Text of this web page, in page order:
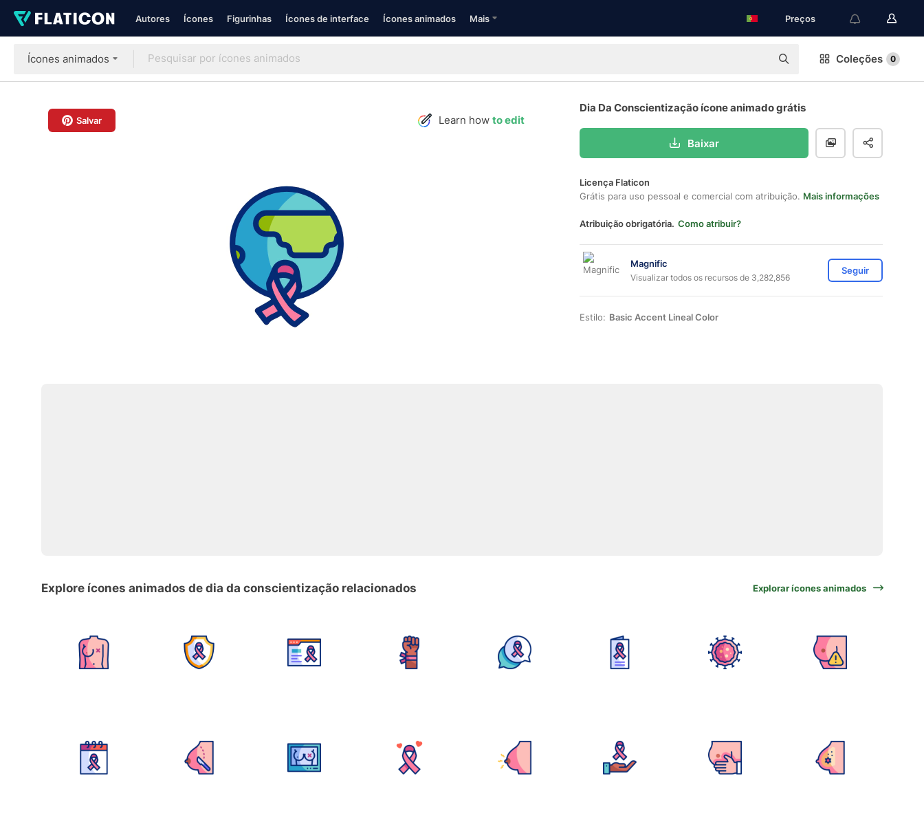
Autores Ícones Figurinhas Ícones de interface Ícones animados Mais Preços
Ícones animados Coleções 0
Salvar Learn how to edit
Dia Da Conscientização ícone animado grátis
Baixar
Licença Flaticon
Grátis para uso pessoal e comercial com atribuição. Mais informações
Atribuição obrigatória. Como atribuir?
Magnific
Visualizar todos os recursos de 3,282,856
Seguir
Estilo: Basic Accent Lineal Color
Explore ícones animados de dia da conscientização relacionados Explorar ícones animados